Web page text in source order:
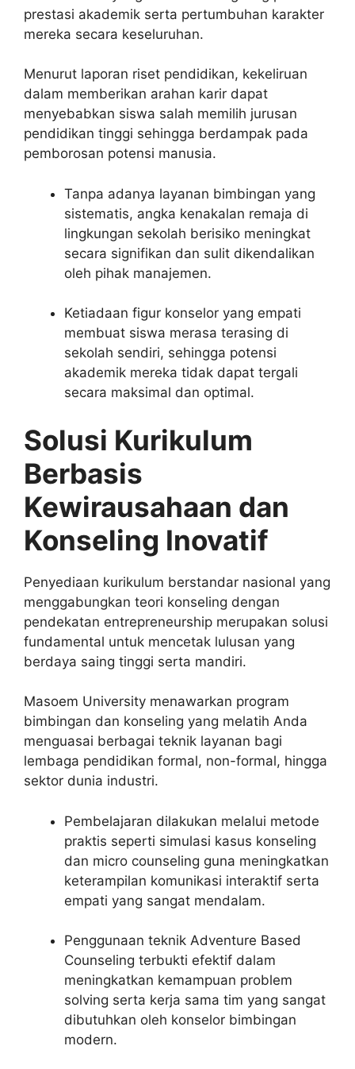
prestasi akademik serta pertumbuhan karakter
mereka secara keseluruhan.
Menurut laporan riset pendidikan, kekeliruan
dalam memberikan arahan karir dapat
menyebabkan siswa salah memilih jurusan
pendidikan tinggi sehingga berdampak pada
pemborosan potensi manusia.
Tanpa adanya layanan bimbingan yang
sistematis, angka kenakalan remaja di
lingkungan sekolah berisiko meningkat
secara signifikan dan sulit dikendalikan
oleh pihak manajemen.
Ketiadaan figur konselor yang empati
membuat siswa merasa terasing di
sekolah sendiri, sehingga potensi
akademik mereka tidak dapat tergali
secara maksimal dan optimal.
Solusi Kurikulum
Berbasis
Kewirausahaan dan
Konseling Inovatif
Penyediaan kurikulum berstandar nasional yang
menggabungkan teori konseling dengan
pendekatan entrepreneurship merupakan solusi
fundamental untuk mencetak lulusan yang
berdaya saing tinggi serta mandiri.
Masoem University menawarkan program
bimbingan dan konseling yang melatih Anda
menguasai berbagai teknik layanan bagi
lembaga pendidikan formal, non-formal, hingga
sektor dunia industri.
Pembelajaran dilakukan melalui metode
praktis seperti simulasi kasus konseling
dan micro counseling guna meningkatkan
keterampilan komunikasi interaktif serta
empati yang sangat mendalam.
Penggunaan teknik Adventure Based
Counseling terbukti efektif dalam
meningkatkan kemampuan problem
solving serta kerja sama tim yang sangat
dibutuhkan oleh konselor bimbingan
modern.